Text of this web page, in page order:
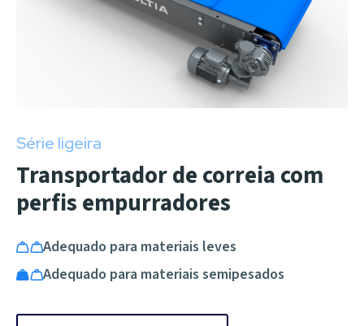
Série ligeira
Transportador de correia com
perfis empurradores
Adequado para materiais leves
Adequado para materiais semipesados